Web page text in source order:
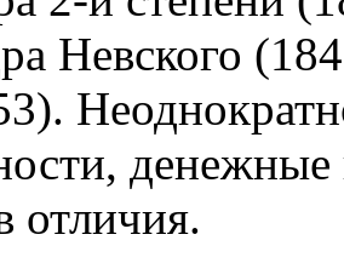
Невского
денежные
отличия.